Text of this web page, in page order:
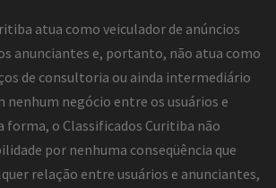
atua como veiculador de anúncios
anunciantes e, portanto, não atua como
de consultoria ou ainda intermediário
negócio entre os usuários e
forma, o Classificados Curitiba não
por nenhuma conseqüência que
relação entre usuários e anunciantes,